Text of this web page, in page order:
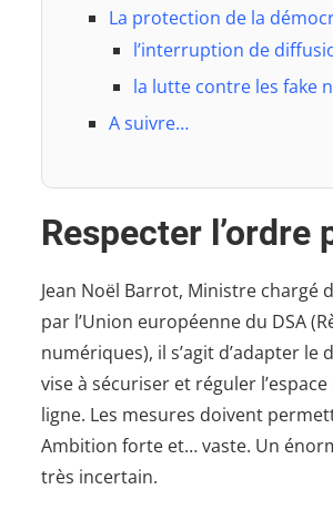
La protection de la
l’interruption de
la lutte contre les fake
A suivre…
Respecter l’ordre
Jean Noël Barrot, Ministre chargé
par l’Union européenne du DSA
numériques), il s’agit d’adapter
vise à sécuriser et réguler
ligne. Les mesures doivent
Ambition forte et… vaste. Un
très incertain.